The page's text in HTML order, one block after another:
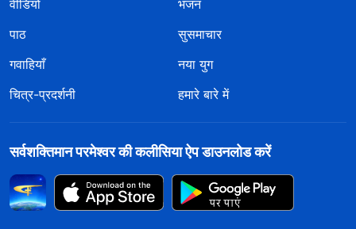
वीडियो
भजन
पाठ
सुसमाचार
गवाहियाँ
नया युग
चित्र-प्रदर्शनी
हमारे बारे में
सर्वशक्तिमान परमेश्वर की कलीसिया ऐप डाउनलोड करें